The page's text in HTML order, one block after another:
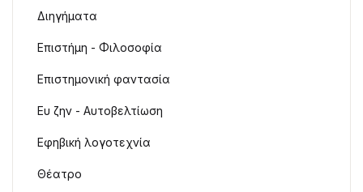
Διηγήματα
Επιστήμη - Φιλοσοφία
Επιστημονική φαντασία
Ευ ζην - Αυτοβελτίωση
Εφηβική λογοτεχνία
Θέατρο